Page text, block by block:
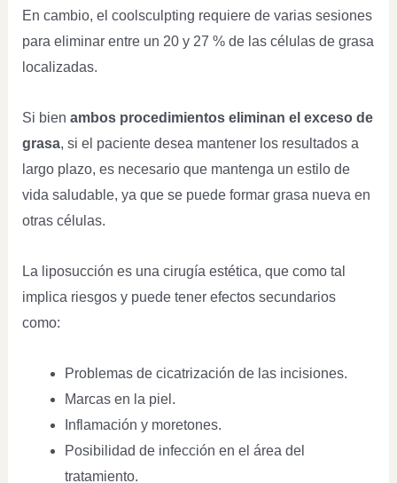
En cambio, el coolsculpting requiere de varias sesiones
para eliminar entre un 20 y 27 % de las células de grasa
localizadas.
Si bien ambos procedimientos eliminan el exceso de
grasa, si el paciente desea mantener los resultados a
largo plazo, es necesario que mantenga un estilo de
vida saludable, ya que se puede formar grasa nueva en
otras células.
La liposucción es una cirugía estética, que como tal
implica riesgos y puede tener efectos secundarios
como:
Problemas de cicatrización de las incisiones.
Marcas en la piel.
Inflamación y moretones.
Posibilidad de infección en el área del
tratamiento.